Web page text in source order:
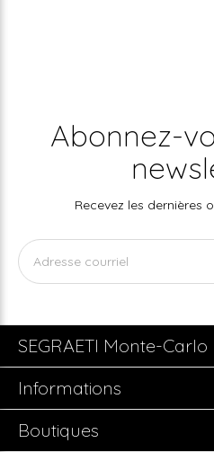
Abonnez-
Recevez les dernières
SEGRAETI Monte-Carlo
Informations
Boutiques